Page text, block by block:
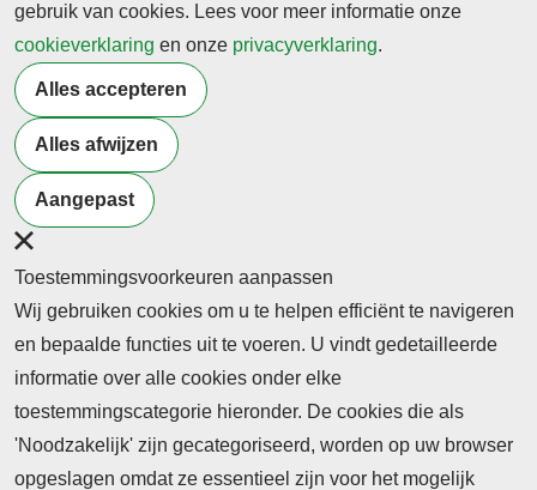
gebruik van cookies. Lees voor meer informatie onze
cookieverklaring en onze privacyverklaring.
Alles accepteren
Alles afwijzen
Aangepast
Toestemmingsvoorkeuren aanpassen
Wij gebruiken cookies om u te helpen efficiënt te navigeren
en bepaalde functies uit te voeren. U vindt gedetailleerde
informatie over alle cookies onder elke
toestemmingscategorie hieronder. De cookies die als
'Noodzakelijk' zijn gecategoriseerd, worden op uw browser
opgeslagen omdat ze essentieel zijn voor het mogelijk
©2026 Profiel Actueel
Designed & Powered by